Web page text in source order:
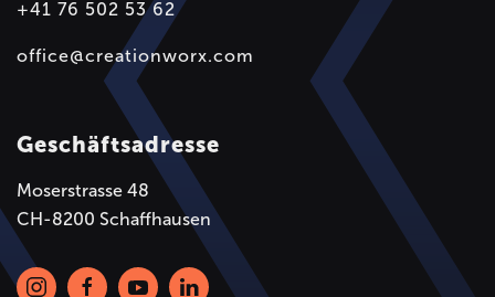
+41 76 502 53 62
office@creationworx.com
Geschäftsadresse
Moserstrasse 48
CH-8200 Schaffhausen